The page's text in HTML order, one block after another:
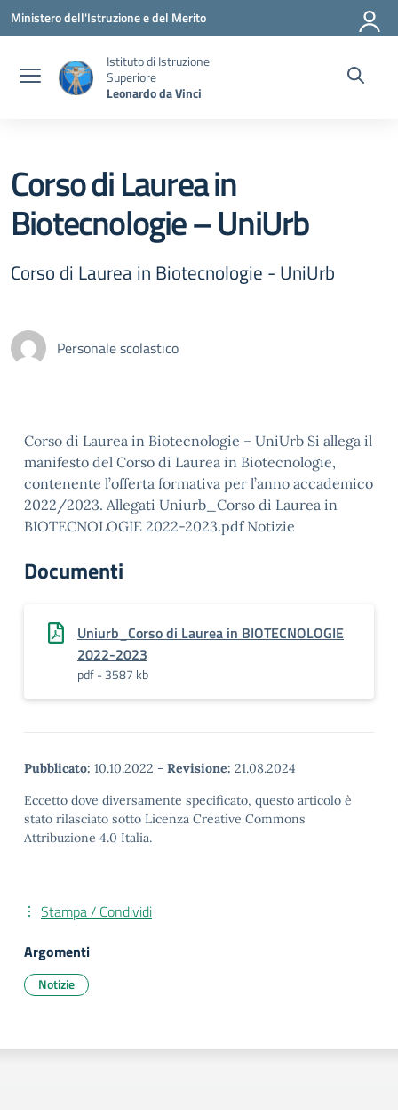
Vai ai contenuti
Vai al menu di navigazione
Vai al footer
Ministero dell'Istruzione e del Merito
Istituto di Istruzione
Superiore
Leonardo da Vinci
Corso di Laurea in
Biotecnologie – UniUrb
Corso di Laurea in Biotecnologie - UniUrb
Personale scolastico
Corso di Laurea in Biotecnologie – UniUrb Si allega il
manifesto del Corso di Laurea in Biotecnologie,
contenente l’offerta formativa per l’anno accademico
2022/2023. Allegati Uniurb_Corso di Laurea in
BIOTECNOLOGIE 2022-2023.pdf Notizie
Documenti
Uniurb_Corso di Laurea in BIOTECNOLOGIE
2022-2023
pdf - 3587 kb
Pubblicato: 10.10.2022 - Revisione: 21.08.2024
Eccetto dove diversamente specificato, questo articolo è
stato rilasciato sotto Licenza Creative Commons
Attribuzione 4.0 Italia.
Stampa / Condividi
Argomenti
Notizie